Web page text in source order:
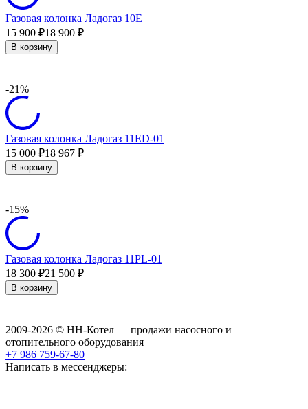
Газовая колонка Ладогаз 10Е
15 900 ₽18 900 ₽
В корзину
-21%
Газовая колонка Ладогаз 11ED-01
15 000 ₽18 967 ₽
В корзину
-15%
Газовая колонка Ладогаз 11PL-01
18 300 ₽21 500 ₽
В корзину
2009-2026 © НН-Котел — продажи насосного и
отопительного оборудования
+7 986 759-67-80
Написать в мессенджеры: